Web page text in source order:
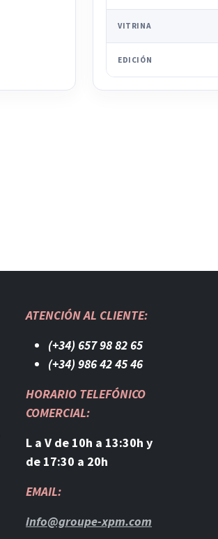
VITRINA
EDICIÓN
ATENCIÓN AL CLIENTE:
(+34) 657 98 82 65
(+34) 986 42 45 46​
HORARIO TELEFÓNICO
COMERCIAL:
L a V de 10h a 13:30h y
de 17:30 a 20h
EMAIL:
info@groupe-xpm.com